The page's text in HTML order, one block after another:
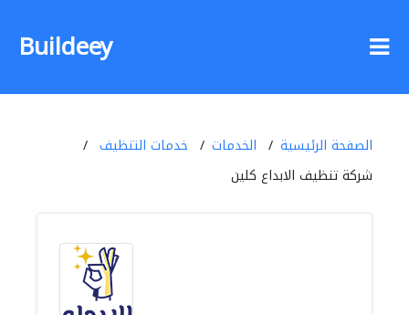
Buildeey
الصفحة الرئيسية الخدمات
خدمات التنظيف
شركة تنظيف الابداع كلين